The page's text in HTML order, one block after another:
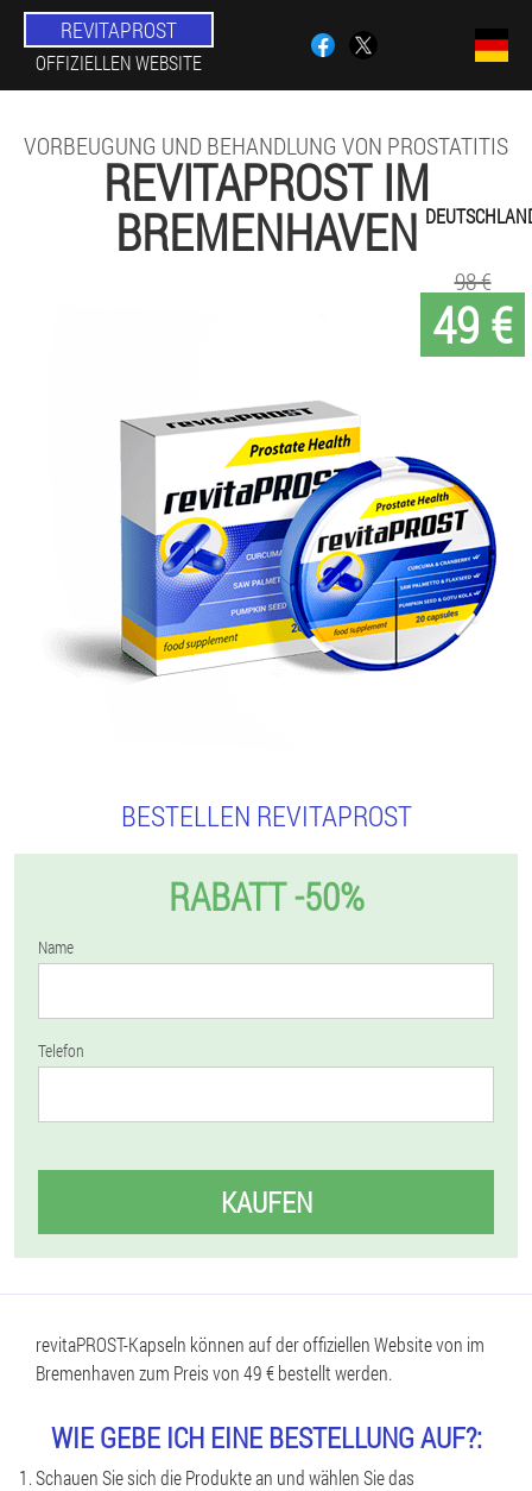
REVITAPROST
OFFIZIELLEN WEBSITE
VORBEUGUNG UND BEHANDLUNG VON PROSTATITIS
REVITAPROST IM
BREMENHAVEN
49 €
98 €
BESTELLEN REVITAPROST
RABATT -50%
Name
Telefon
KAUFEN
revitaPROST-Kapseln können auf der offiziellen Website von im
Bremenhaven zum Preis von 49 € bestellt werden.
WIE GEBE ICH EINE BESTELLUNG AUF?:
Schauen Sie sich die Produkte an und wählen Sie das